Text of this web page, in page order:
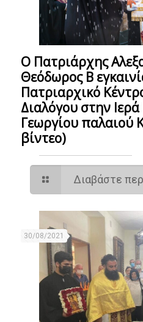
Ο Πατριάρχης
Θεόδωρος Β
Πατριαρχικό
Διαλόγου στην
Γεωργίου παλαιού
βίντεο)
Διαβάστε
30/08/2021